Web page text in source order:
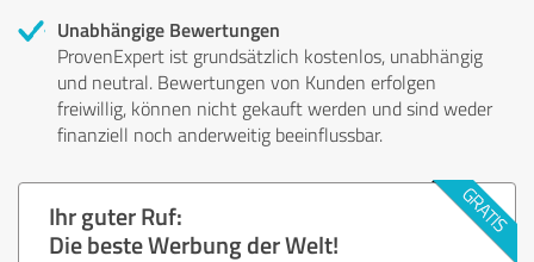
Unabhängige Bewertungen
ProvenExpert ist grundsätzlich kostenlos, unabhängig
und neutral. Bewertungen von Kunden erfolgen
freiwillig, können nicht gekauft werden und sind weder
finanziell noch anderweitig beeinflussbar.
Ihr guter Ruf:
Die beste Werbung der Welt!